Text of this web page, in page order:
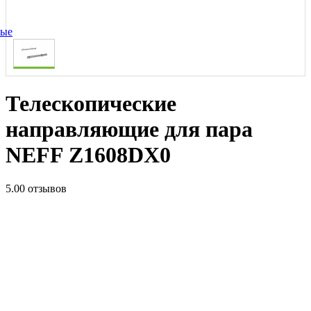
Телескопические
направляющие для пара
NEFF Z1608DX0
5.00 отзывов